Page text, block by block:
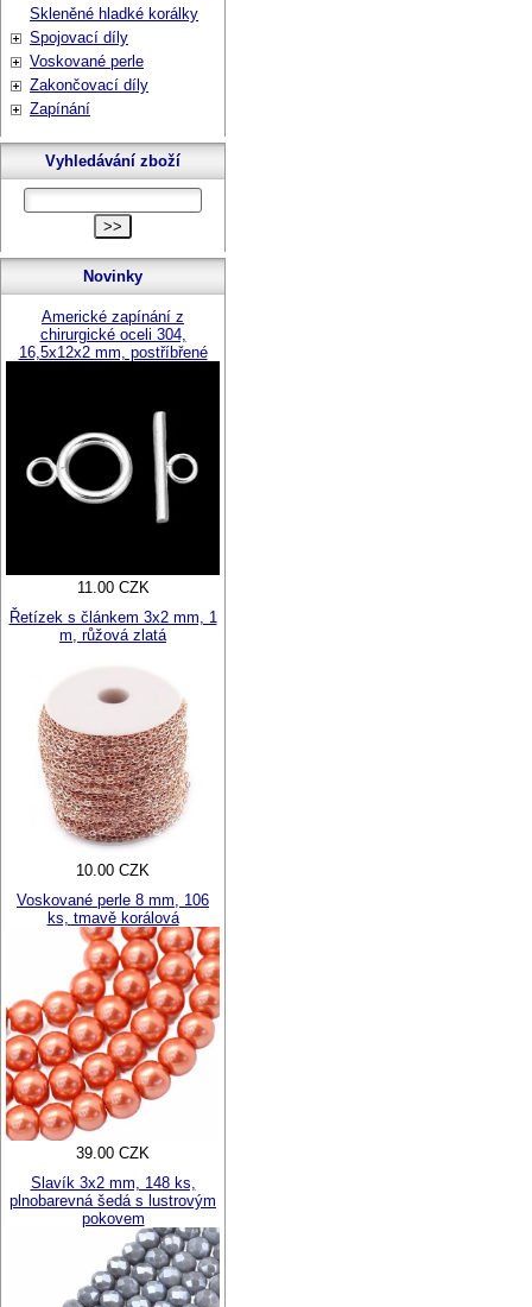
Skleněné hladké korálky
Spojovací díly
Voskované perle
Zakončovací díly
Zapínání
Vyhledávání zboží
Novinky
Americké zapínání z
chirurgické oceli 304,
16,5x12x2 mm, postříbřené
11.00 CZK
Řetízek s článkem 3x2 mm, 1
m, růžová zlatá
10.00 CZK
Voskované perle 8 mm, 106
ks, tmavě korálová
39.00 CZK
Slavík 3x2 mm, 148 ks,
plnobarevná šedá s lustrovým
pokovem